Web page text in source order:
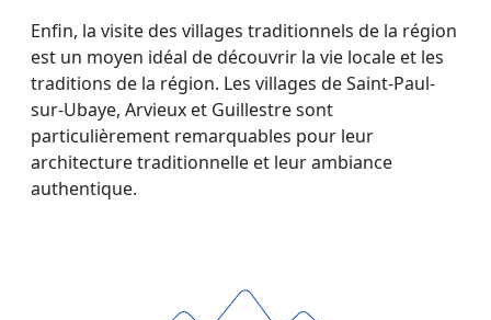
Enfin, la visite des villages traditionnels de la région
est un moyen idéal de découvrir la vie locale et les
traditions de la région. Les villages de Saint-Paul-
sur-Ubaye, Arvieux et Guillestre sont
particulièrement remarquables pour leur
architecture traditionnelle et leur ambiance
authentique.